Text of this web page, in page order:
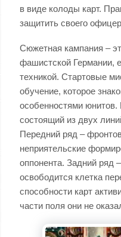
в виде колоды карт.
защитить своего
Сюжетная кампания –
фашистской Германии,
техникой. Стартовые
обучение, которое
особенностями юнитов.
состоящий из двух
Передний ряд –
неприятельские
оппонента. Задний ряд
освободится клетка
способности карт
части поля они не